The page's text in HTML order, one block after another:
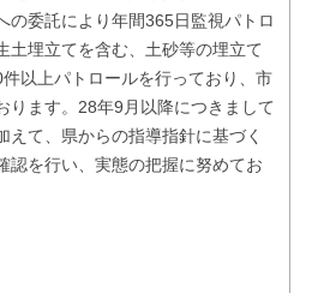
の委託により年間365日監視パトロ
土埋立てを含む、土砂等の埋立て
以上パトロールを行っており、市
ります。28年9月以降につきまして
えて、県からの指導指針に基づく
認を行い、実態の把握に努めてお